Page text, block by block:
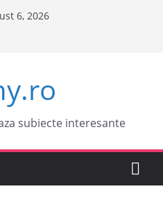
6, 2026
subiecte interesante